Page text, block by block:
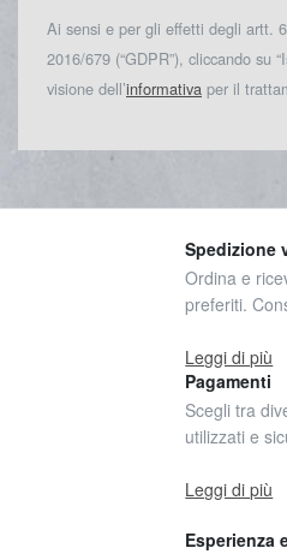
Ai sensi e per gli effetti degli artt.
2016/679 (“GDPR”), cliccando su
visione dell’informativa per il
Spedizione
Ordina e
preferiti.
Leggi di più
Pagamenti
Scegli tra
utilizzati e
Leggi di più
Esperienza